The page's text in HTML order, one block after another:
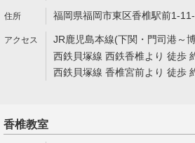
福岡県福岡市東区香椎駅前1-
JR鹿児島本線(下関・門司港～
西鉄貝塚線 西鉄香椎より 徒歩
西鉄貝塚線 香椎宮前より 徒歩
香椎教室